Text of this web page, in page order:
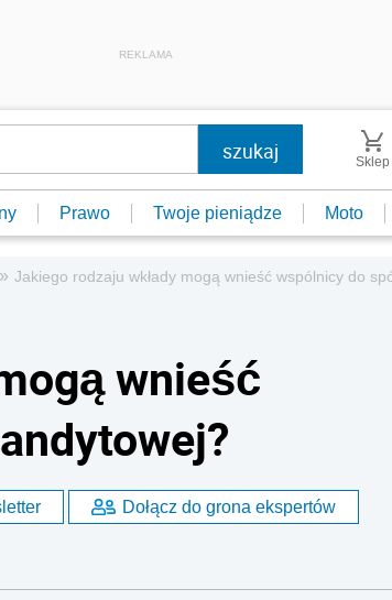
REKLAMA
Sklep
Prawo Twoje pieniądze Moto
» Jakiego rodzaju wkłady mogą wnieść wspólnicy do
wnieść
Dołącz do grona ekspertów